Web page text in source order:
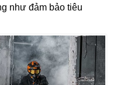
như đảm bảo tiêu